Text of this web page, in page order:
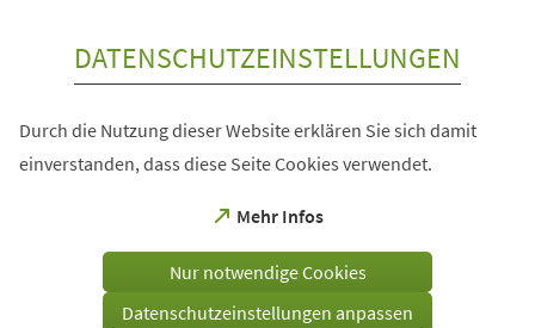
DATENSCHUTZEINSTELLUNGEN
Durch die Nutzung dieser Website erklären Sie sich damit
einverstanden, dass diese Seite Cookies verwendet.
Mehr Infos
(Öffnet
einem
Tab)
Nur notwendige Cookies
Datenschutzeinstellungen anpassen